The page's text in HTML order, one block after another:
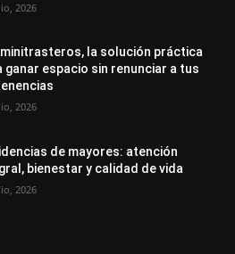
2026
minitrasteros, la solución práctica
ganar espacio sin renunciar a tus
2026
de mayores: atención
bienestar y calidad de vida
2026